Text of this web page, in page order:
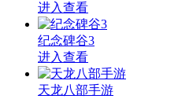
进入查看
纪念碑谷3
进入查看
天龙八部手游